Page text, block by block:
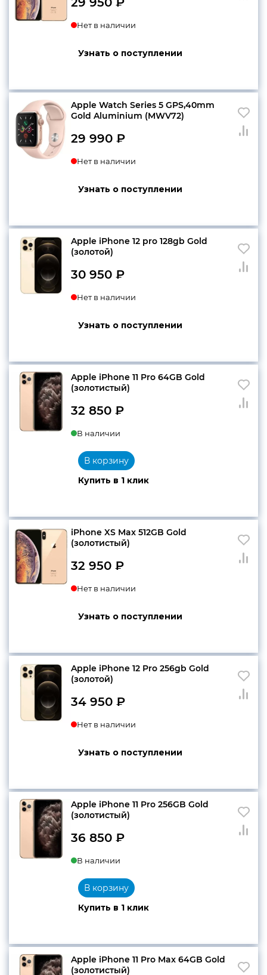
Нет в наличии
Узнать о поступлении
Apple Watch Series 5 GPS,40mm
Gold Aluminium (MWV72)
29 990 ₽
Нет в наличии
Узнать о поступлении
Apple iPhone 12 pro 128gb Gold
(золотой)
30 950 ₽
Нет в наличии
Узнать о поступлении
Apple iPhone 11 Pro 64GB Gold
(золотистый)
32 850 ₽
В наличии
Купить в 1 клик
В корзину
iPhone XS Max 512GB Gold
(золотистый)
32 950 ₽
Нет в наличии
Узнать о поступлении
Apple iPhone 12 Pro 256gb Gold
(золотой)
34 950 ₽
Нет в наличии
Узнать о поступлении
Apple iPhone 11 Pro 256GB Gold
(золотистый)
36 850 ₽
В наличии
Купить в 1 клик
В корзину
Apple iPhone 11 Pro Max 64GB Gold
(золотистый)